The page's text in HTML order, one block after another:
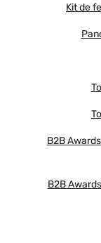
Kit de
B2B
B2B